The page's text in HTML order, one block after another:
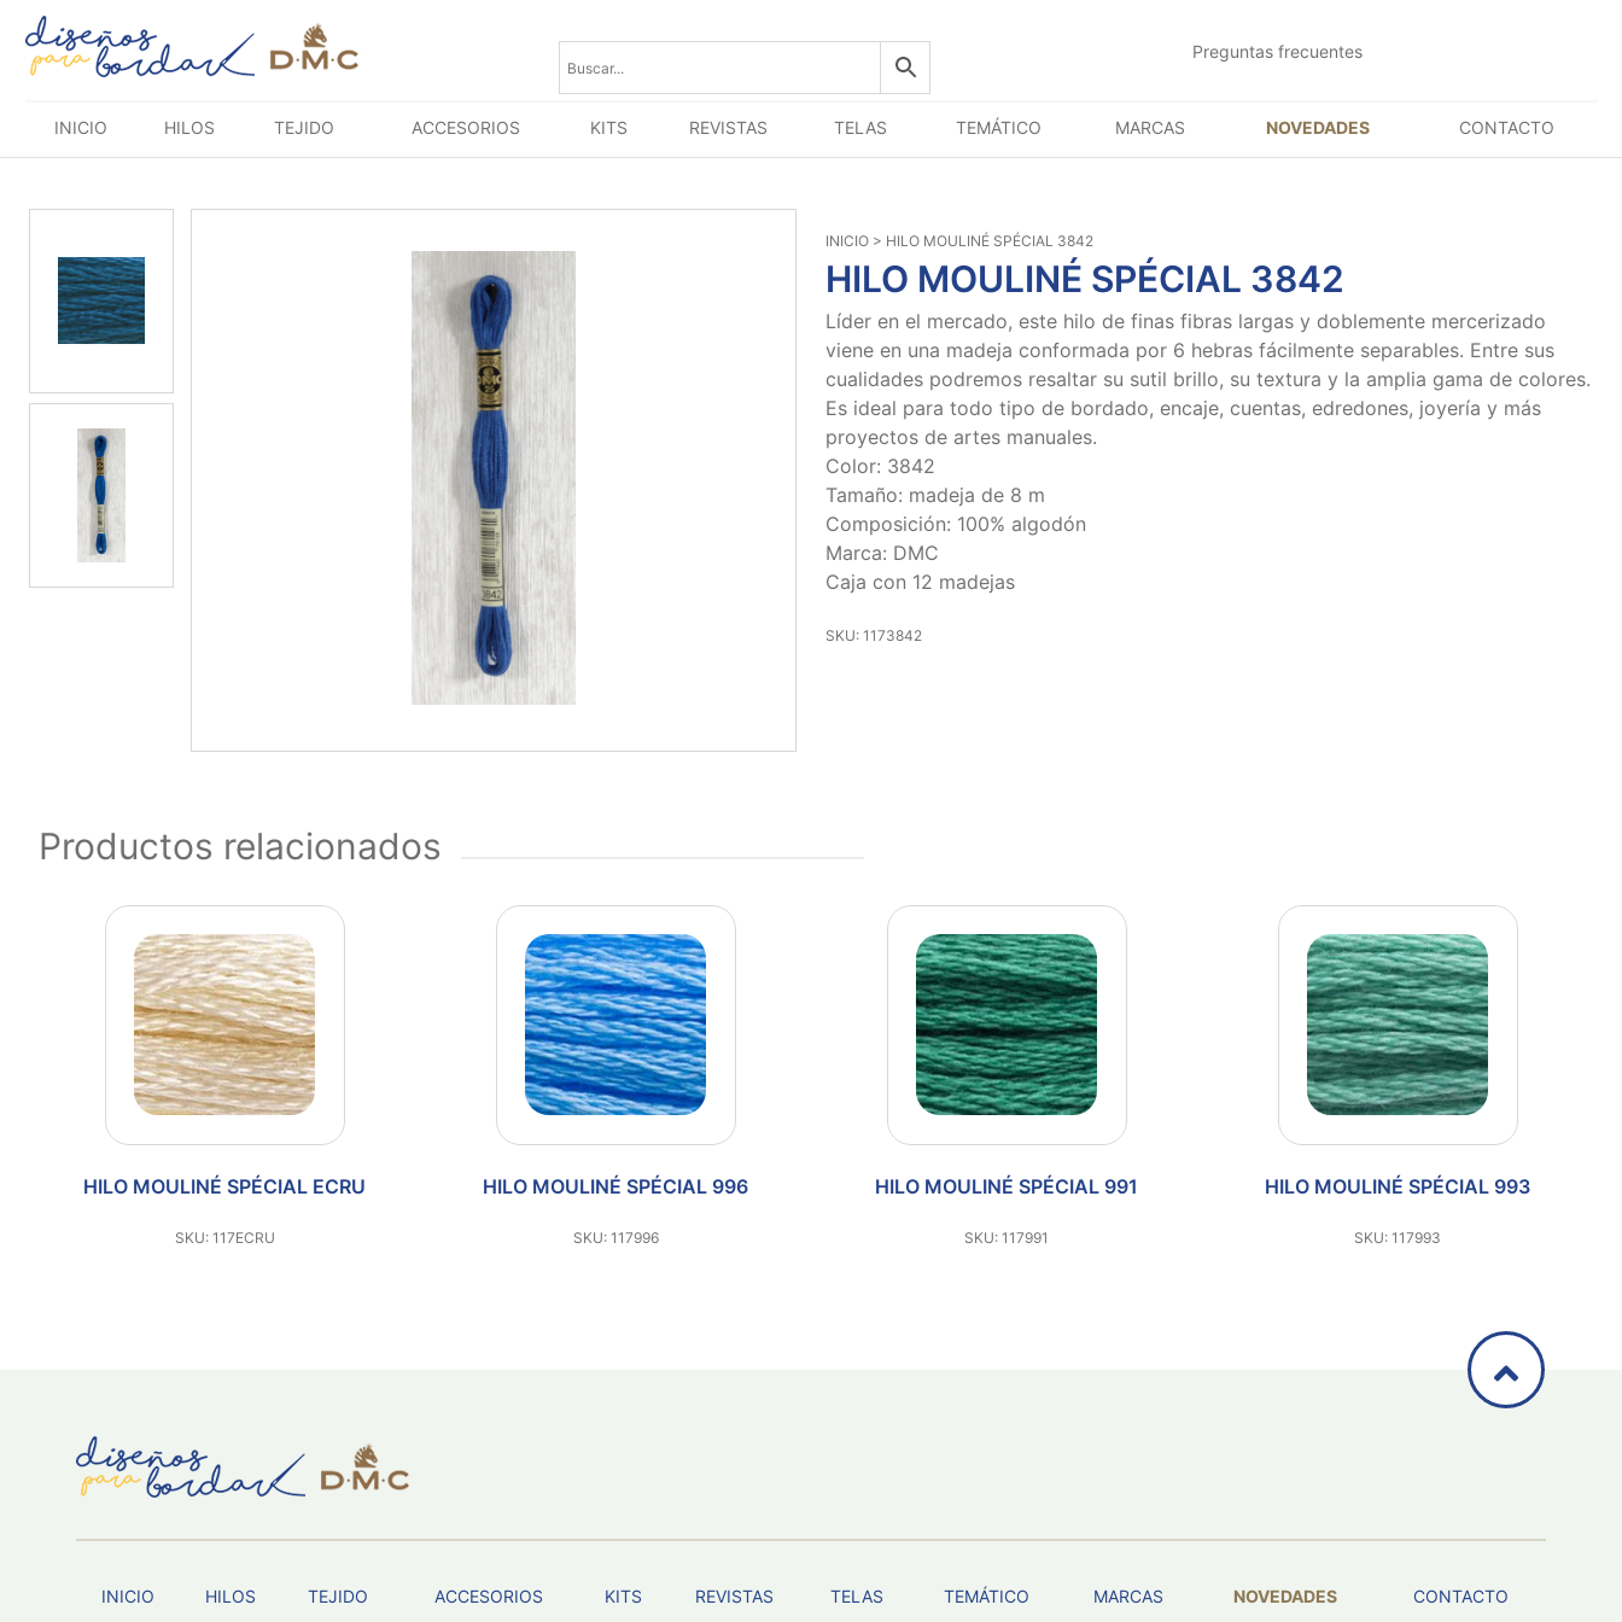
Saltar
contenido
Preguntas frecuentes
INICIO HILOS TEJIDO ACCESORIOS KITS REVISTAS TELAS TEMÁTICO MARCAS NOVEDADES CONTACTO
INICIO > HILO MOULINÉ SPÉCIAL 3842
HILO MOULINÉ SPÉCIAL 3842
Líder en el mercado, este hilo de finas fibras largas y doblemente mercerizado
viene en una madeja conformada por 6 hebras fácilmente separables. Entre sus
cualidades podremos resaltar su sutil brillo, su textura y la amplia gama de colores.
Es ideal para todo tipo de bordado, encaje, cuentas, edredones, joyería y más
proyectos de artes manuales.
Color: 3842
Tamaño: madeja de 8 m
Composición: 100% algodón
Marca: DMC
Caja con 12 madejas
SKU: 1173842
Productos relacionados
HILO MOULINÉ SPÉCIAL ECRU
SKU: 117ECRU
HILO MOULINÉ SPÉCIAL 996
SKU: 117996
HILO MOULINÉ SPÉCIAL 991
SKU: 117991
HILO MOULINÉ SPÉCIAL 993
SKU: 117993
INICIO HILOS TEJIDO ACCESORIOS KITS REVISTAS TELAS TEMÁTICO MARCAS NOVEDADES CONTACTO